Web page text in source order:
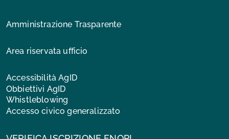
Amministrazione Trasparente
Area riservata ufficio
Accessibilità AgID
Obbiettivi AgID
Whistleblowing
Accesso civico generalizzato